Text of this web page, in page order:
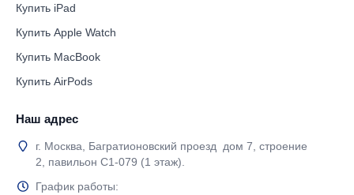
Купить iPad
Купить Apple Watch
Купить MacBook
Купить AirPods
Наш адрес
г. Москва, Багратионовский проезд дом 7, строение
2, павильон С1-079 (1 этаж).
График работы: